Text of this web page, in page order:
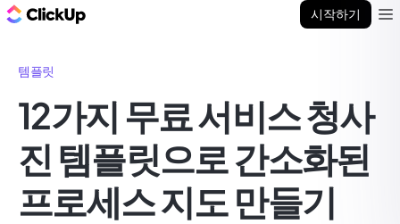
시작하기
템플릿
12가지 무료 서비스 청사
진 템플릿으로 간소화된
프로세스 지도 만들기